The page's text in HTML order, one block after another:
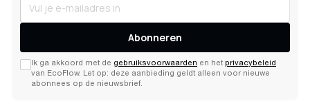
Abonneren
Ik ga akkoord met de gebruiksvoorwaarden en het privacybeleid
van EcoFlow. Let op: deze aanbieding geldt alleen voor nieuwe
abonnees op de nieuwsbrief.